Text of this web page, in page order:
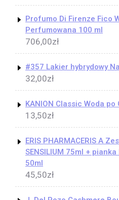
Profumo Di Firenze Fico
Perfumowana 100 ml
706,00zł
#357 Lakier hybrydowy
32,00zł
KANION Classic Woda
13,50zł
ERIS PHARMACERIS A
SENSILIUM 75ml + pianka
50ml
45,50zł